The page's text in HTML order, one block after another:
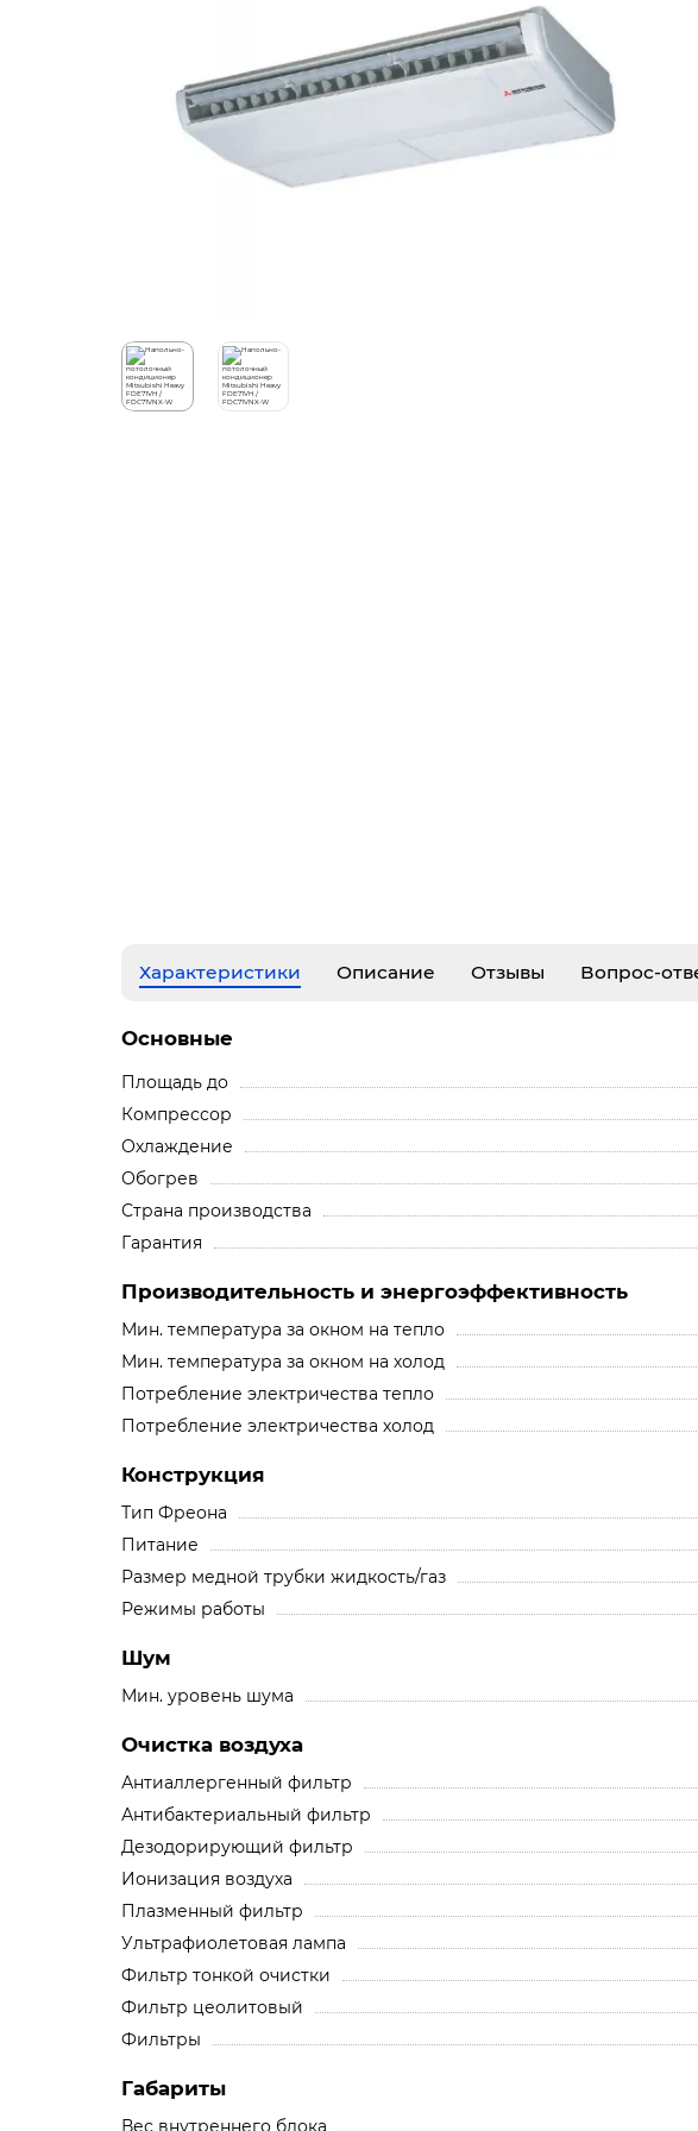
Характеристики Описание Отзывы Вопрос-
Основные
Площадь до
Компрессор
Охлаждение
Обогрев
Страна производства
Гарантия
Производительность и энергоэффективность
Мин. температура за окном на тепло
Мин. температура за окном на холод
Потребление электричества тепло
Потребление электричества холод
Конструкция
Тип Фреона
Питание
Размер медной трубки жидкость/газ
Режимы работы
Шум
Мин. уровень шума
Очистка воздуха
Антиаллергенный фильтр
Антибактериальный фильтр
Дезодорирующий фильтр
Ионизация воздуха
Плазменный фильтр
Ультрафиолетовая лампа
Фильтр тонкой очистки
Фильтр цеолитовый
Фильтры
Габариты
Вес внутреннего блока